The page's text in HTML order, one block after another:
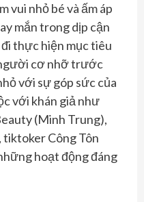
vui nhỏ bé và ấm áp
mắn trong dịp cận
thực hiện mục tiêu
cơ nhỡ trước
với sự góp sức của
với khán giả như
(Minh Trung),
tiktoker Công Tôn
hoạt động đáng